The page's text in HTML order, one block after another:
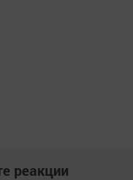
реакции